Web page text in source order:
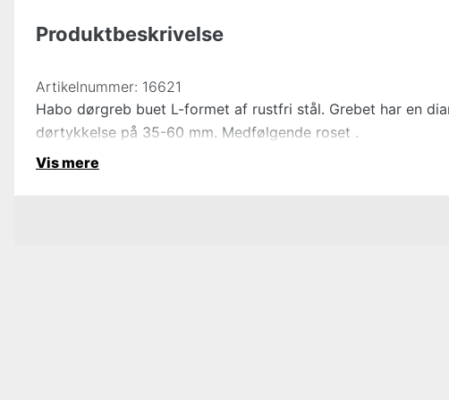
Produktbeskrivelse
Artikelnummer: 16621
Habo dørgreb buet L-formet af rustfri stål. Grebet har en
dørtykkelse på 35-60 mm. Medfølgende roset .
Vis mere